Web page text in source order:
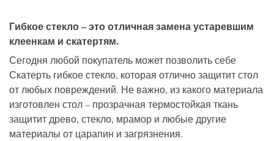
Гибкое стекло – это отличная замена устаревшим
клеенкам и скатертям.
Сегодня любой покупатель может позволить себе
Скатерть гибкое стекло, которая отлично защитит стол
от любых повреждений. Не важно, из какого материала
изготовлен стол – прозрачная термостойкая ткань
защитит древо, стекло, мрамор и любые другие
материалы от царапин и загрязнения.